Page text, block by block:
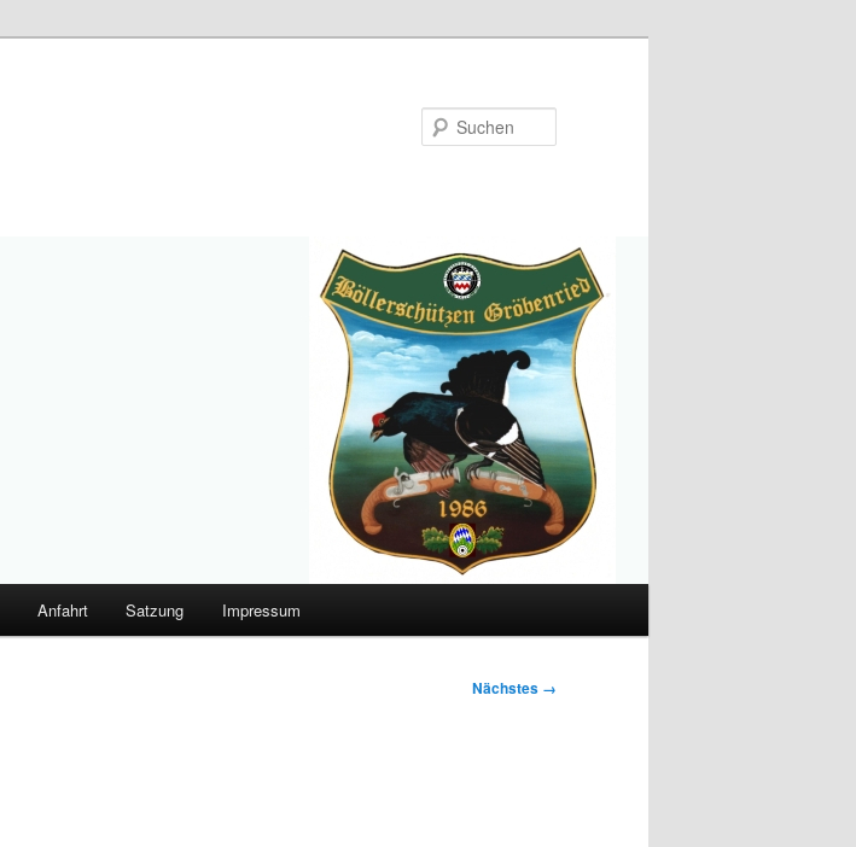
Anfahrt Satzung Impressum
Nächstes →